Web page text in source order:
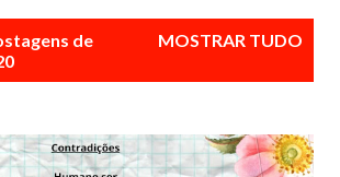
de
MOSTRAR TUDO